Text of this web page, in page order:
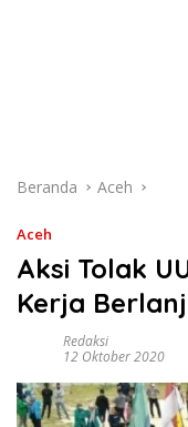
Beranda Aceh
Aceh
Aksi Tolak
Kerja
Redaksi
12 Oktober 2020